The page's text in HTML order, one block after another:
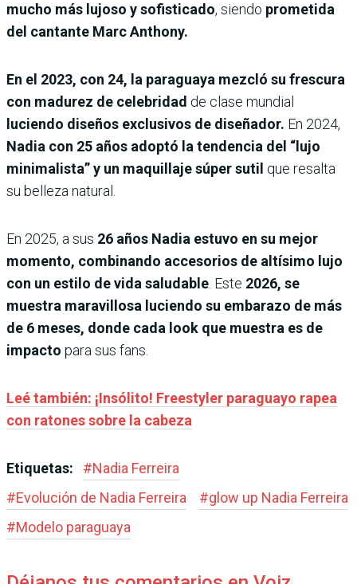
mucho más lujoso y sofisticado, siendo prometida
del cantante Marc Anthony.
En el 2023, con 24, la paraguaya mezcló su frescura
con madurez de celebridad de clase mundial
luciendo diseños exclusivos de diseñador. En 2024,
Nadia con 25 años adoptó la tendencia del “lujo
minimalista” y un maquillaje súper sutil que resalta
su belleza natural.
En 2025, a sus 26 años Nadia estuvo en su mejor
momento, combinando accesorios de altísimo lujo
con un estilo de vida saludable . Este 2026, se
muestra maravillosa luciendo su embarazo de más
de 6 meses, donde cada look que muestra es de
impacto para sus fans.
Leé también: ¡Insólito! Freestyler paraguayo rapea
con ratones sobre la cabeza
Etiquetas: #Nadia Ferreira
#Evolución de Nadia Ferreira #glow up Nadia Ferreira
#Modelo paraguaya